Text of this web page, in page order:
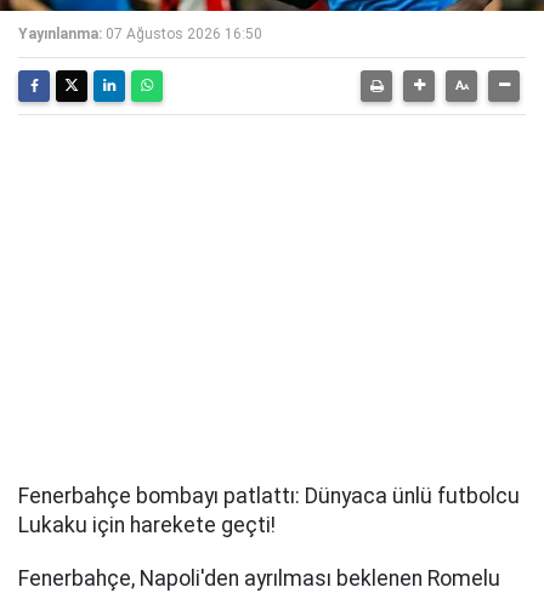
Yayınlanma: 07 Ağustos 2026 16:50
Fenerbahçe bombayı patlattı: Dünyaca ünlü futbolcu
Lukaku için harekete geçti!
Fenerbahçe, Napoli'den ayrılması beklenen Romelu